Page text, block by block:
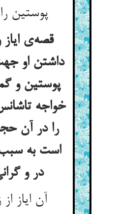
قصه‌ی
داشتن او
پوستین و
خواجه
را در آن
است به
در و گرانی قفل
آن ایاز